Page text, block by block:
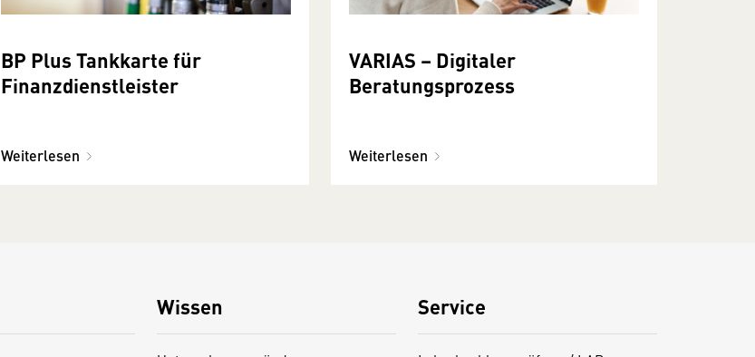
BP Plus Tankkarte für
Finanzdienstleister
Weiterlesen
VARIAS – Digitaler
Beratungsprozess
Weiterlesen
Wissen Service